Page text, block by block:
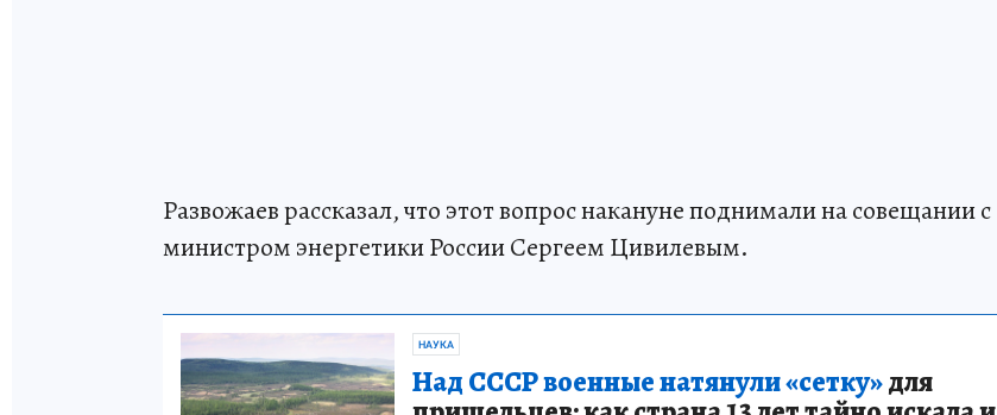
Развожаев рассказал, что этот вопрос накануне поднимали на совещании с
министром энергетики России Сергеем Цивилевым.
НАУКА
Над СССР военные натянули «сетку»для